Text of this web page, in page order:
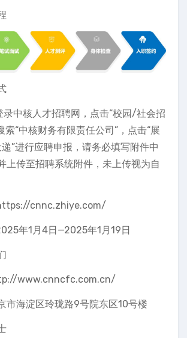
录中核人才招聘网，点击“校园/社会招
索“中核财务有限责任公司”，点击“展
”进行应聘申报，请务必填写附件中
上传至招聘系统附件，未上传视为自
cnnc.zhiye.com/
年1月4日—2025年1月19日
www.cnncfc.com.cn/
市海淀区玲珑路9号院东区10号楼